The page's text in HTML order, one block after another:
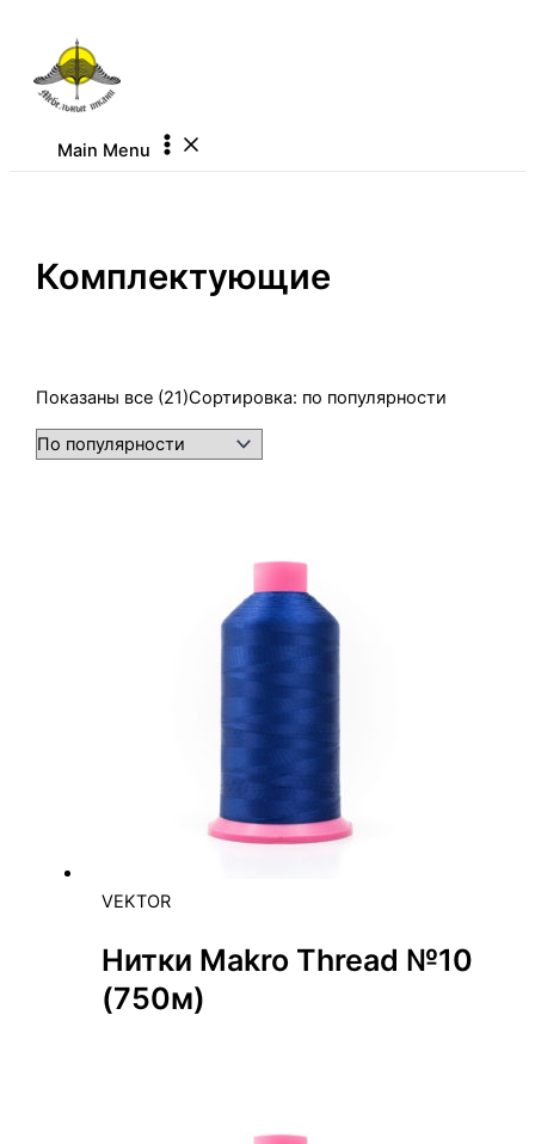
Main Menu
Комплектующие
Показаны все (21)Сортировка: по популярности
VEKTOR
Нитки Makro Thread №10
(750м)